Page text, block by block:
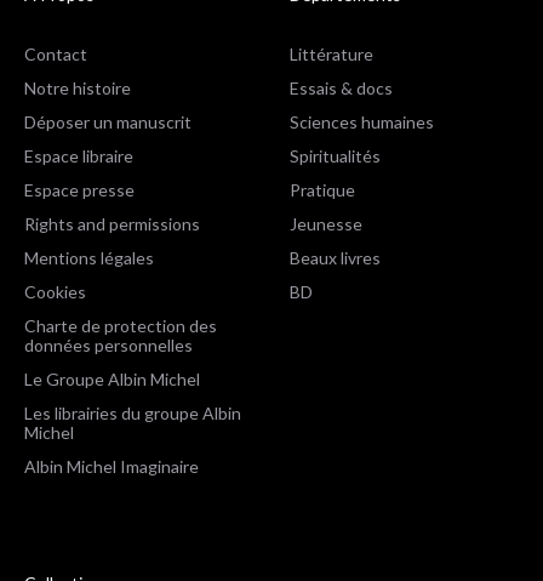
Contact
Notre histoire
Déposer un manuscrit
Espace libraire
Espace presse
Rights and permissions
Mentions légales
Cookies
Charte de protection des
données personnelles
Le Groupe Albin Michel
Les librairies du groupe Albin
Michel
Albin Michel Imaginaire
Littérature
Essais & docs
Sciences humaines
Spiritualités
Pratique
Jeunesse
Beaux livres
BD